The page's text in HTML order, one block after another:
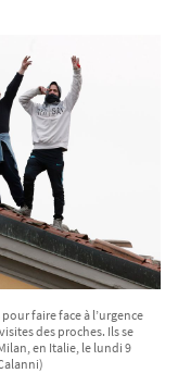
faire face à l’urgence
des proches. Ils se
en Italie, le lundi 9